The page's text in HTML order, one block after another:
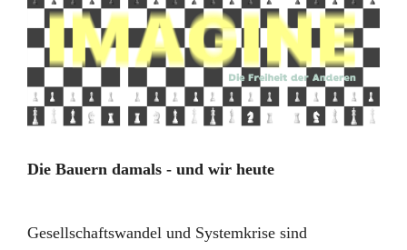
Die Bauern damals - und wir heute
Gesellschaftswandel und Systemkrise sind